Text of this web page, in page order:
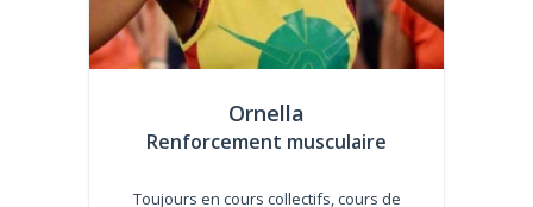
Ornella
Renforcement musculaire
Toujours en cours collectifs, cours de